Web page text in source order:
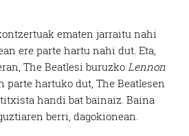
ematen jarraitu nahi
ere parte hartu nahi dut. Eta,
The Beatlesi buruzko Lennon
parte hartuko dut, The Beatlesen
handi bat bainaiz. Baina
berri, dagokionean.